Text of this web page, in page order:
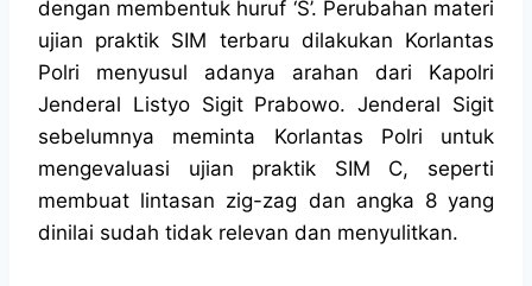
dengan membentuk huruf ‘S’. Perubahan materi
ujian praktik SIM terbaru dilakukan Korlantas
Polri menyusul adanya arahan dari Kapolri
Jenderal Listyo Sigit Prabowo. Jenderal Sigit
sebelumnya meminta Korlantas Polri untuk
mengevaluasi ujian praktik SIM C, seperti
membuat lintasan zig-zag dan angka 8 yang
dinilai sudah tidak relevan dan menyulitkan.